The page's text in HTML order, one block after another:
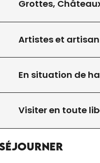
Grottes,
Artistes et
En situation de
Visiter en toute
à 15:45
de là'' :
la
par la Cie